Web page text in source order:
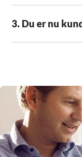
3. Du er nu